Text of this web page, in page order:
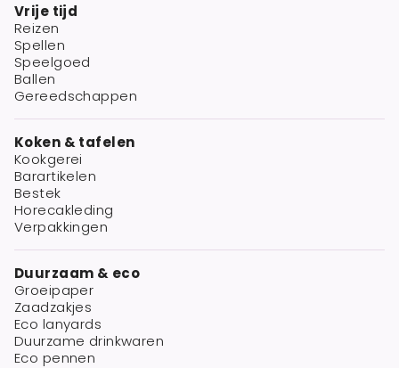
Vrije tijd
Reizen
Spellen
Speelgoed
Ballen
Gereedschappen
Koken & tafelen
Kookgerei
Barartikelen
Bestek
Horecakleding
Verpakkingen
Duurzaam & eco
Groeipaper
Zaadzakjes
Eco lanyards
Duurzame drinkwaren
Eco pennen